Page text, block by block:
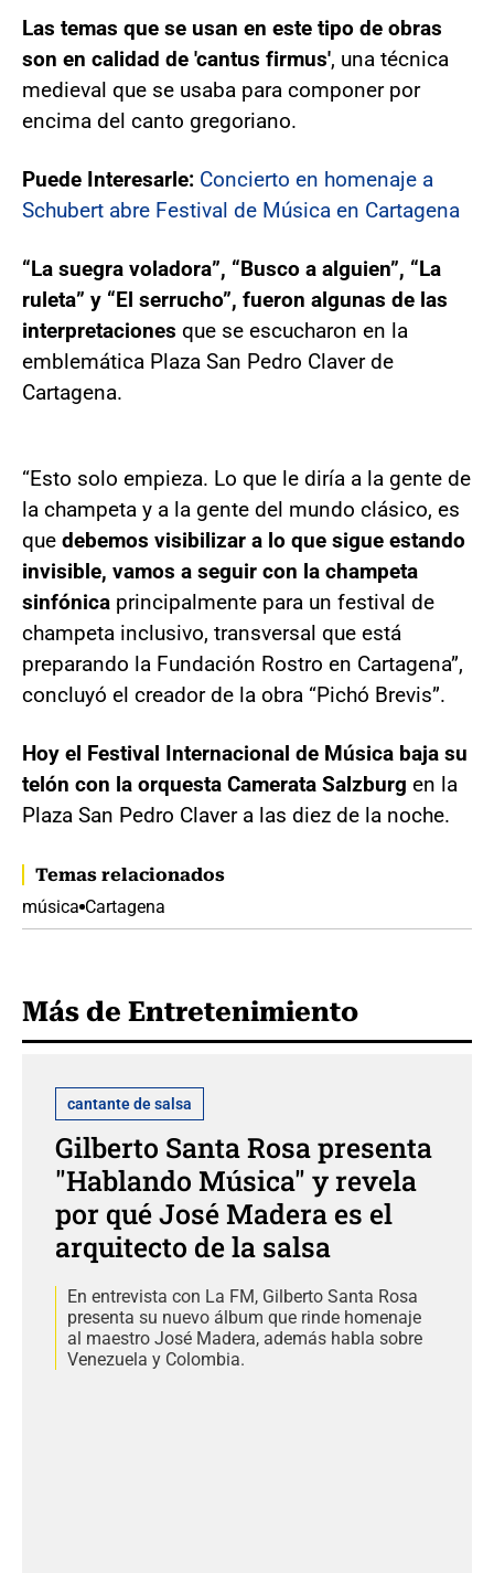
Las temas que se usan en este tipo de obras
son en calidad de 'cantus firmus', una técnica
medieval que se usaba para componer por
encima del canto gregoriano.
Puede Interesarle: Concierto en homenaje a
Schubert abre Festival de Música en Cartagena
“La suegra voladora”, “Busco a alguien”, “La
ruleta” y “El serrucho”, fueron algunas de las
interpretaciones que se escucharon en la
emblemática Plaza San Pedro Claver de
Cartagena.
“Esto solo empieza. Lo que le diría a la gente de
la champeta y a la gente del mundo clásico, es
que debemos visibilizar a lo que sigue estando
invisible, vamos a seguir con la champeta
sinfónica principalmente para un festival de
champeta inclusivo, transversal que está
preparando la Fundación Rostro en Cartagena”,
concluyó el creador de la obra “Pichó Brevis”.
Hoy el Festival Internacional de Música baja su
telón con la orquesta Camerata Salzburg en la
Plaza San Pedro Claver a las diez de la noche.
Temas relacionados
música Cartagena
Más de Entretenimiento
cantante de salsa
Gilberto Santa Rosa presenta
"Hablando Música" y revela
por qué José Madera es el
arquitecto de la salsa
En entrevista con La FM, Gilberto Santa Rosa
presenta su nuevo álbum que rinde homenaje
al maestro José Madera, además habla sobre
Venezuela y Colombia.